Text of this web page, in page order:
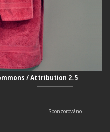
/ Attribution 2.5